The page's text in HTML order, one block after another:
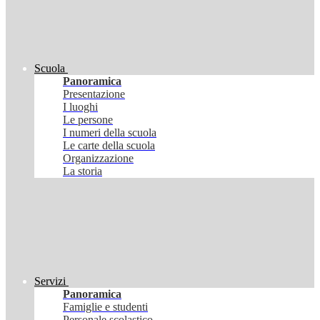
Scuola
Panoramica
Presentazione
I luoghi
Le persone
I numeri della scuola
Le carte della scuola
Organizzazione
La storia
Servizi
Panoramica
Famiglie e studenti